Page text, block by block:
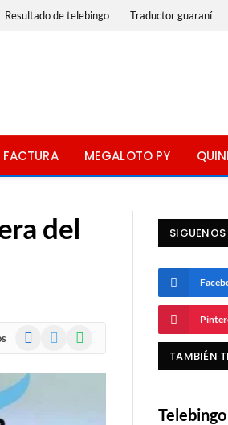
Resultado de telebingo Traductor guaraní
MEGALOTO PY
del
Facebook WhatsApp
SIGUENOS
TAMBIÉN